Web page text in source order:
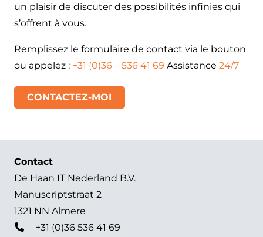
un plaisir de discuter des possibilités infinies qui
s’offrent à vous.
Remplissez le formulaire de contact via le bouton
ou appelez : +31 (0)36 – 536 41 69 Assistance 24/7
CONTACTEZ-MOI
Contact
De Haan IT Nederland B.V.
Manuscriptstraat 2
1321 NN Almere
+31 (0)36 536 41 69